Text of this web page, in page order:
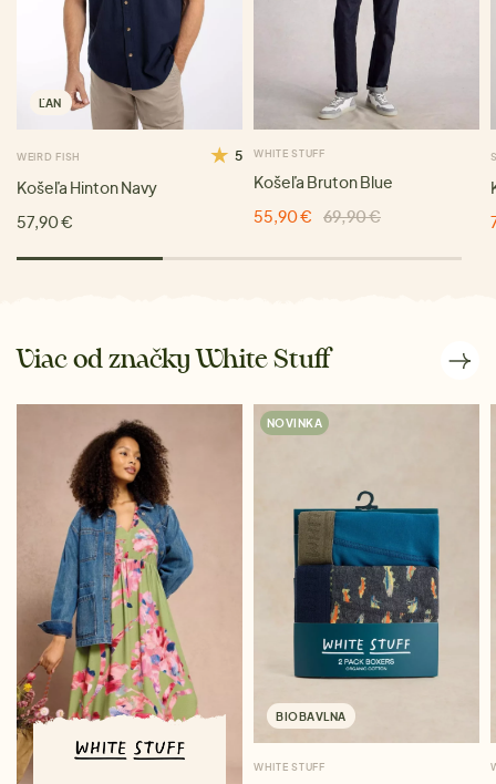
ĽAN
WEIRD FISH 5
Košeľa Hinton Navy
57,90 €
WHITE STUFF
Košeľa Bruton Blue
55,90 €
69,90 €
Viac od značky White Stuff
NOVINKA
BIOBAVLNA
WHITE STUFF